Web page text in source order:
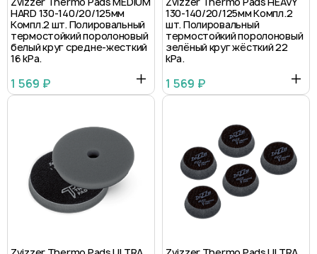
HARD 130-140/20/125мм
Компл.2 шт. Полировальный
термостойкий поролоновый
белый круг средне-жесткий
16 kPa.
1 569 ₽
130-140/20/125мм Компл.2
шт. Полировальный
термостойкий поролоновый
зелёный круг жёсткий 22
kPa.
1 569 ₽